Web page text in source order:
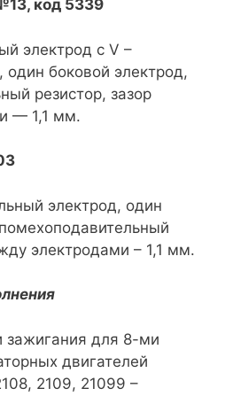
код 5339
электрод с V –
боковой электрод,
резистор, зазор
— 1,1 мм.
электрод, один
электродами – 1,1 мм.
зажигания для 8-ми
двигателей
2109, 21099 –